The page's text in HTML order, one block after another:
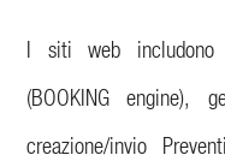
I siti web includono
(BOOKING engine),
creazione/invio